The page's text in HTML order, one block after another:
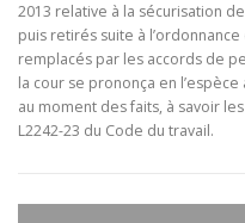
2013 relative à la sécurisation
puis retirés suite à
remplacés par les accords de
la cour se prononça en
au moment des faits, à savoir
L2242-23 du Code du travail.